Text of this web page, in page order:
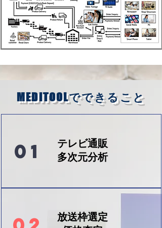
MEDITOOLでできること
テレビ通販
​多次元分析
01
放送枠選定